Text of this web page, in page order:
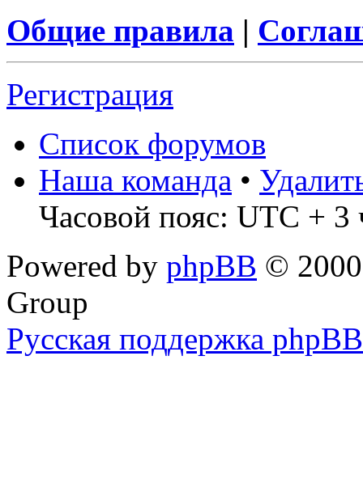
Общие правила |
Регистрация
Список форумов
Наша команда •
Часовой пояс: UTC + 3
Powered by phpBB ©
Group
Русская поддержка phpBB